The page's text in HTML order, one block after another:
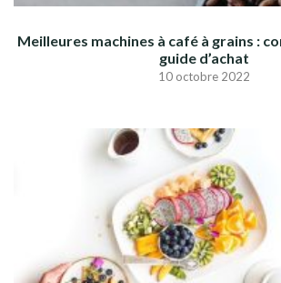
Meilleures machines à café à grains :
guide d’achat
10 octobre 2022